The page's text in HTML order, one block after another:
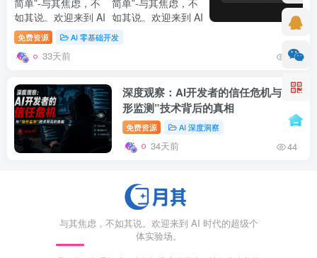
免费资源 AI 零基础开发
33天前 57
深度观察：AI开发者的信任危机与“隐
形监测”技术背后的真相
免费资源 AI 深度洞察
34天前 44
与其焦虑，不如其说。欢迎来到 AI 时代的超级个
体实验场。